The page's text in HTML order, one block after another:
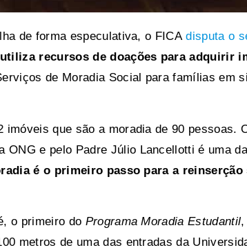
de forma especulativa, o FICAdisputa o
utiliza recursos de doações para adquirir
de Moradia Social para famílias em
imóveis que são a moradia de 90 pessoas.
ONG e pelo Padre Júlio Lancellotti é uma
é o primeiro passo para a reinserção
o primeiro do Programa Moradia Estudantil,
metros de uma das entradas da